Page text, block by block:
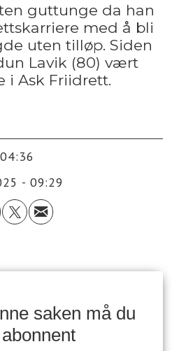
guttunge da han
med å bli
uten tilløp. Siden
Lavik (80) vært
i Ask Friidrett.
- 09:29
saken må du